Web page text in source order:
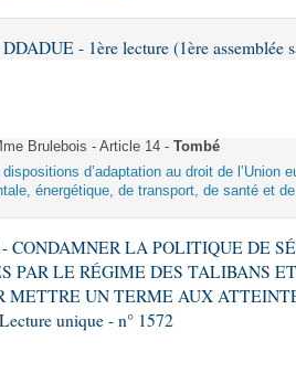
- 1ère lecture (1ère assemblée
Brulebois - Article 14 - Tombé
d’adaptation au droit de l’Union
énergétique, de transport, de santé et
- CONDAMNER LA POLITIQUE DE
PAR LE RÉGIME DES TALIBANS
METTRE UN TERME AUX
unique - n° 1572